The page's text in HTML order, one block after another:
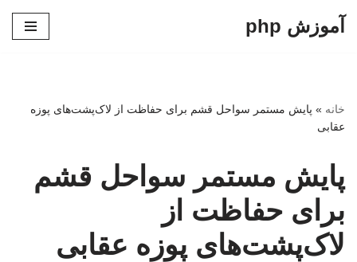
آموزش php
خانه » پایش مستمر سواحل قشم برای حفاظت از لاک‌پشت‌های پوزه
عقابی
پایش مستمر سواحل قشم
برای حفاظت از
لاک‌پشت‌های پوزه عقابی